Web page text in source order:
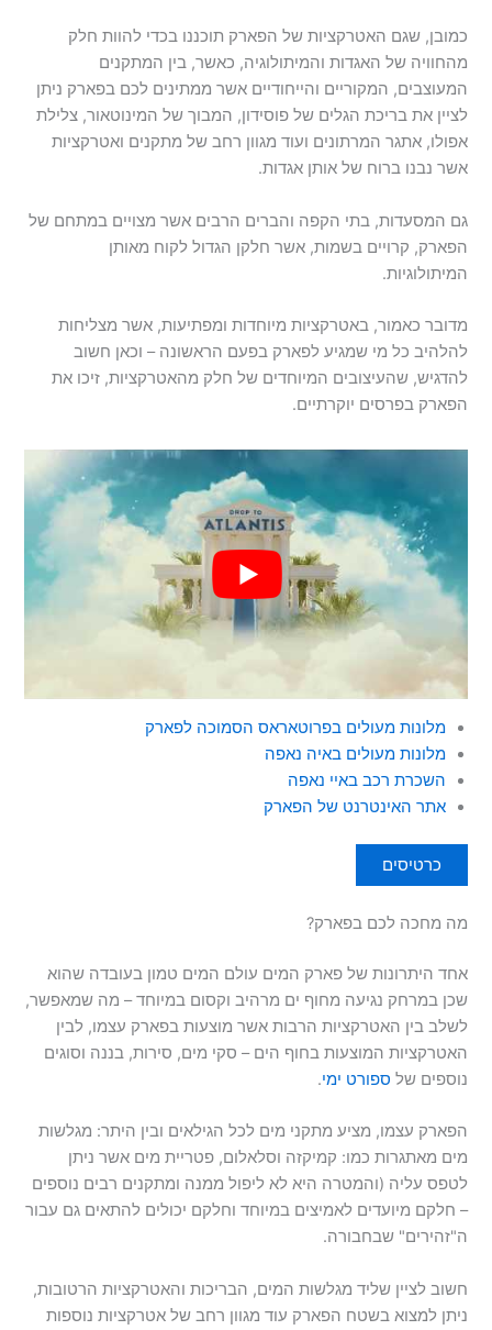
כמובן, שגם האטרקציות של הפארק תוכננו בכדי להוות חלק
מהחוויה של האגדות והמיתולוגיה, כאשר, בין המתקנים
המעוצבים, המקוריים והייחודיים אשר ממתינים לכם בפארק ניתן
לציין את בריכת הגלים של פוסידון, המבוך של המינוטאור, צלילת
אפולו, אתגר המרתונים ועוד מגוון רחב של מתקנים ואטרקציות
אשר נבנו ברוח של אותן אגדות.
גם המסעדות, בתי הקפה והברים הרבים אשר מצויים במתחם של
הפארק, קרויים בשמות, אשר חלקן הגדול לקוח מאותן
המיתולוגיות.
מדובר כאמור, באטרקציות מיוחדות ומפתיעות, אשר מצליחות
להלהיב כל מי שמגיע לפארק בפעם הראשונה – וכאן חשוב
להדגיש, שהעיצובים המיוחדים של חלק מהאטרקציות, זיכו את
הפארק בפרסים יוקרתיים.
מלונות מעולים בפרוטאראס הסמוכה לפארק
מלונות מעולים באיה נאפה
השכרת רכב באיי נאפה
אתר האינטרנט של הפארק
כרטיסים
מה מחכה לכם בפארק?
אחד היתרונות של פארק המים עולם המים טמון בעובדה שהוא
שכן במרחק נגיעה מחוף ים מרהיב וקסום במיוחד – מה שמאפשר,
לשלב בין האטרקציות הרבות אשר מוצעות בפארק עצמו, לבין
האטרקציות המוצעות בחוף הים – סקי מים, סירות, בננה וסוגים
נוספים של ספורט ימי.
הפארק עצמו, מציע מתקני מים לכל הגילאים ובין היתר: מגלשות
מים מאתגרות כמו: קמיקזה וסלאלום, פטריית מים אשר ניתן
לטפס עליה (והמטרה היא לא ליפול ממנה ומתקנים רבים נוספים
– חלקם מיועדים לאמיצים במיוחד וחלקם יכולים להתאים גם עבור
ה"זהירים" שבחבורה.
חשוב לציין שליד מגלשות המים, הבריכות והאטרקציות הרטובות,
ניתן למצוא בשטח הפארק עוד מגוון רחב של אטרקציות נוספות